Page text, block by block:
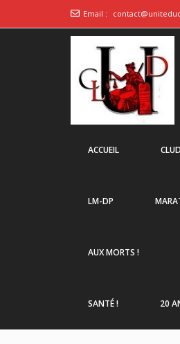
Email :
ACCUEIL
LM-DP
AUX MORTS !
SANTÉ ! 20